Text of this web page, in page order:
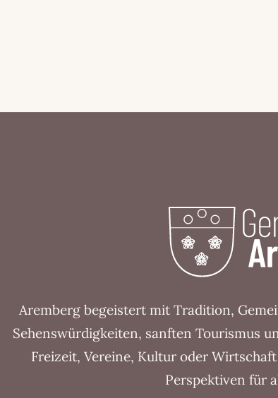
Aremberg begeistert mit Tradition,
Sehenswürdigkeiten, sanften Tourismus
Freizeit, Vereine, Kultur oder
Perspektiven für